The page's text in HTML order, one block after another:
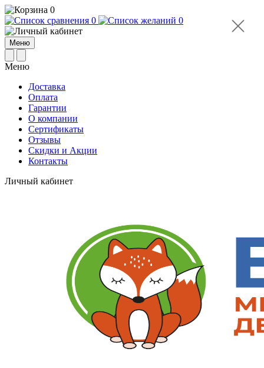
0
0
0
Меню
Меню
Доставка
Оплата
Гарантии
О компании
Сертификаты
Отзывы
Cкидки и Акции
Контакты
Личный кабинет